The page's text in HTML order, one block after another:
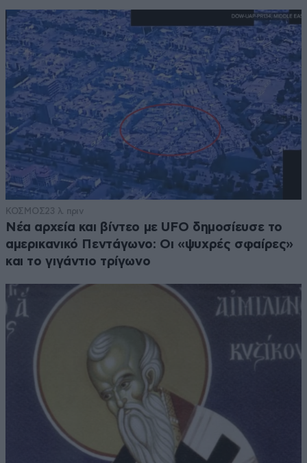
ΚΟΣΜΟΣ23 λ. πριν
Νέα αρχεία και βίντεο με UFO δημοσίευσε το
αμερικανικό Πεντάγωνο: Οι «ψυχρές σφαίρες»
και το γιγάντιο τρίγωνο